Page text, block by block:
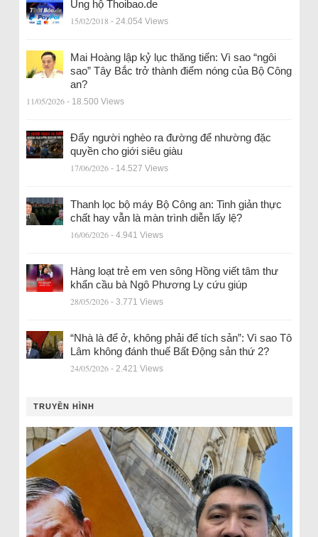
Ủng hộ Thoibao.de
15/02/2018 - 24.054 Views
Mai Hoàng lập kỷ lục thăng tiến: Vì sao “ngôi
sao” Tây Bắc trở thành điểm nóng của Bộ Công
an?
11/05/2026 - 18.500 Views
Đẩy người nghèo ra đường để nhường đặc
quyền cho giới siêu giàu
17/06/2026 - 14.527 Views
Thanh lọc bộ máy Bộ Công an: Tinh giản thực
chất hay vẫn là màn trình diễn lấy lệ?
16/06/2026 - 4.941 Views
Hàng loạt trẻ em ven sông Hồng viết tâm thư
khẩn cầu bà Ngô Phương Ly cứu giúp
28/05/2026 - 3.771 Views
“Nhà là để ở, không phải để tích sản”: Vì sao Tô
Lâm không đánh thuế Bất Động sản thứ 2?
24/05/2026 - 2.421 Views
TRUYỀN HÌNH